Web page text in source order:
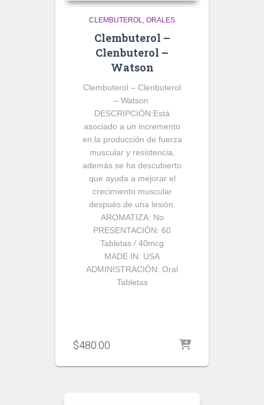
CLEMBUTEROL ORALES
Clembuterol –
Clenbuterol –
Watson
Clembuterol – Clenbuterol
– Watson
DESCRIPCIÓN:Está
asociado a un incremento
en la producción de fuerza
muscular y resistencia,
además se ha descubierto
que ayuda a mejorar el
crecimiento muscular
después de una lesión.
AROMATIZA: No
PRESENTACIÓN: 60
Tabletas / 40mcg
MADE IN: USA
ADMINISTRACIÓN: Oral
Tabletas
$480.00